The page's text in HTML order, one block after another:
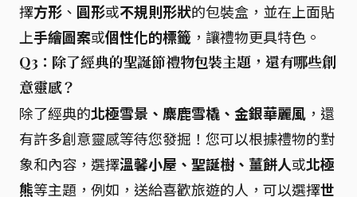
擇方形 、 圓形或不規則形狀的包裝盒，並在上面貼
上手繪圖案或個性化的標籤 ，讓禮物更具特色。
Q3：除了經典的聖誕節禮物包裝主題，還有哪些創
意靈感？
除了經典的北極雪景、麋鹿雪橇、金銀華麗風 ，還
有許多創意靈感等待您發掘！您可以根據禮物的對
象和內容，選擇溫馨小屋、聖誕樹、薑餅人或北極
熊等主題，例如，送給喜歡旅遊的人，可以選擇世